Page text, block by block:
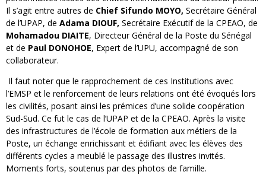
Il s’agit entre autres de Chief Sifundo MOYO, Secrétaire Général
de l’UPAP, de Adama DIOUF, Secrétaire Exécutif de la CPEAO, de
Mohamadou DIAITE, Directeur Général de la Poste du Sénégal
et de Paul DONOHOE, Expert de l’UPU, accompagné de son
collaborateur.
Il faut noter que le rapprochement de ces Institutions avec
l’EMSP et le renforcement de leurs relations ont été évoqués lors
les civilités, posant ainsi les prémices d’une solide coopération
Sud-Sud. Ce fut le cas de l’UPAP et de la CPEAO. Après la visite
des infrastructures de l’école de formation aux métiers de la
Poste, un échange enrichissant et édifiant avec les élèves des
différents cycles a meublé le passage des illustres invités.
Moments forts, soutenus par des photos de famille.